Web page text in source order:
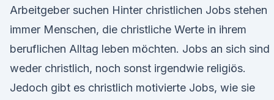
Arbeitgeber suchen Hinter christlichen Jobs stehen
immer Menschen, die christliche Werte in ihrem
beruflichen Alltag leben möchten. Jobs an sich sind
weder christlich, noch sonst irgendwie religiös.
Jedoch gibt es christlich motivierte Jobs, wie sie